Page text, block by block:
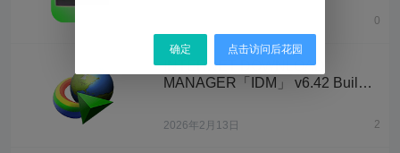
0
INTERNET DOWNLOAD
MANAGER「IDM」 v6.42 Build
2026年2月13日 2
确定 点击访问后花园